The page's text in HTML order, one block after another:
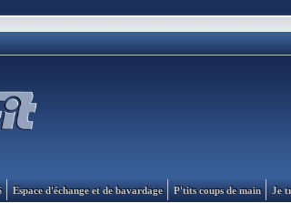
Espace d'échange et de bavardage P'tits coups de main Je